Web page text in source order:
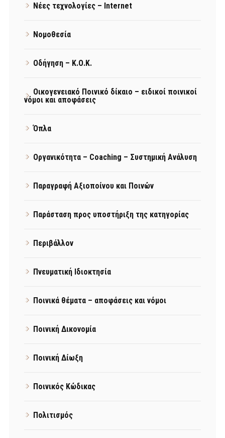
Νέες τεχνολογίες – Internet
Νομοθεσία
Οδήγηση – Κ.Ο.Κ.
Οικογενειακό Ποινικό δίκαιο – ειδικοί ποινικοί
νόμοι και αποφάσεις
Όπλα
Οργανικότητα – Coaching – Συστημική Ανάλυση
Παραγραφή Αξιοποίνου και Ποινών
Παράσταση προς υποστήριξη της κατηγορίας
Περιβάλλον
Πνευματική Ιδιοκτησία
Ποινικά θέματα – αποφάσεις και νόμοι
Ποινική Δικονομία
Ποινική Δίωξη
Ποινικός Κώδικας
Πολιτισμός